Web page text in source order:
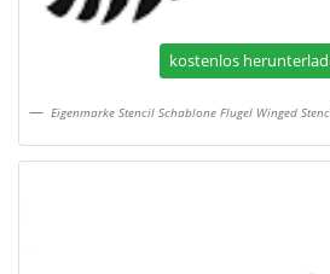
kostenlos
Eigenmarke Stencil Schablone Flugel Winged